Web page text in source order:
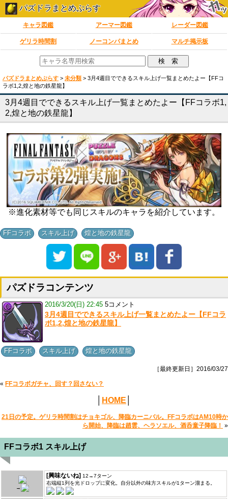
パズドラまとめぷらす
キャラ図鑑 アーマー図鑑 レーダー図鑑
ゲリラ時間割 ノーコンパまとめ マルチ掲示板
パズドラまとめぷらす > 未分類 > 3月4週目でできるスキル上げ一覧まとめたよー【FFコ
ラボ1,2,煌と地の鉄星龍】
3月4週目でできるスキル上げ一覧まとめたよー【FFコラボ1,
2,煌と地の鉄星龍】
※進化素材等でも同じスキルのキャラを紹介しています。
FFコラボ スキル上げ 煌と地の鉄星龍
パズドラコンテンツ
2016/3/20(日) 22:45 5コメント
3月4週目でできるスキル上げ一覧まとめたよー【FFコラ
ボ1,2,煌と地の鉄星龍】
FFコラボ スキル上げ 煌と地の鉄星龍
［最終更新日］2016/03/27
« FFコラボガチャ、回す？回さない？
HOME
21日の予定。ゲリラ時間割はチョキゴル、降臨カーニバル。FFコラボはAM10時か
ら開始、降臨は趙雲、ヘラソエル、酒呑童子降臨！ »
FFコラボ1 スキル上げ
→
[興味ないね] 12→7ターン
右端縦1列を光ドロップに変化。自分以外の味方スキルが1ターン溜まる。